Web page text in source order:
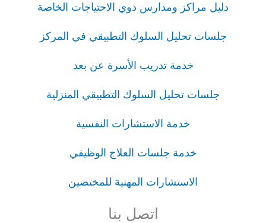
دليل مراكز ومدارس ذوي الاحتياجات الخاصة
جلسات تحليل السلوك التطبيقي في المركز
خدمة تدريب الأسرة عن بعد
جلسات تحليل السلوك التطبيقي المنزلية
خدمة الاستشارات النفسية
خدمة جلسات العلاج الوظيفي
الاستشارات المهنية للمختصين
اتصل بنا